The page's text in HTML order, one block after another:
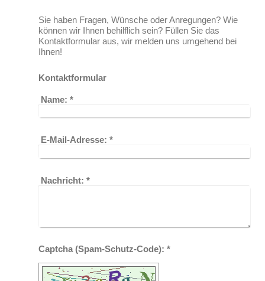
Sie haben Fragen, Wünsche oder Anregungen? Wie
können wir Ihnen behilflich sein? Füllen Sie das
Kontaktformular aus, wir melden uns umgehend bei
Ihnen!
Kontaktformular
Name: *
E-Mail-Adresse: *
Nachricht: *
Captcha (Spam-Schutz-Code): *